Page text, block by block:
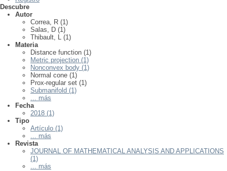
Descubre
Autor
Correa, R (1)
Salas, D (1)
Thibault, L (1)
Materia
Distance function (1)
Metric projection (1)
Nonconvex body (1)
Normal cone (1)
Prox-regular set (1)
Submanifold (1)
... más
Fecha
2018 (1)
Tipo
Artículo (1)
... más
Revista
JOURNAL OF MATHEMATICAL ANALYSIS AND APPLICATIONS
(1)
... más